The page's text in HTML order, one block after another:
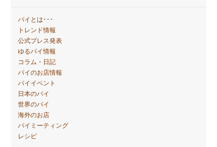
パイとは･･･
トレンド情報
公式プレス発表
ゆるパイ情報
コラム・日記
パイのお店情報
パイイベント
日本のパイ
世界のパイ
海外のお店
パイミーティング
レシピ